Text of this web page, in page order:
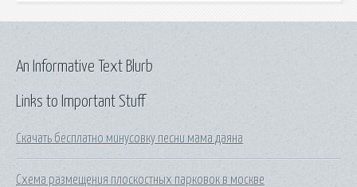
Links to Important Stuff
Скачать бесплатно минусовку песни мама даяна
Схема размещения плоскостных парковок в москве
An Informative Text Blurb